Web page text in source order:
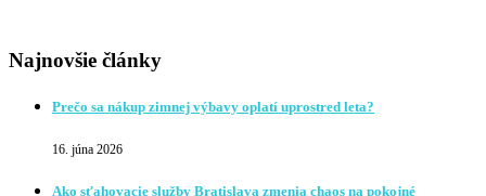
Najnovšie články
Prečo sa nákup zimnej výbavy oplatí uprostred leta?
16. júna 2026
Ako sťahovacie služby Bratislava zmenia chaos na pokojné